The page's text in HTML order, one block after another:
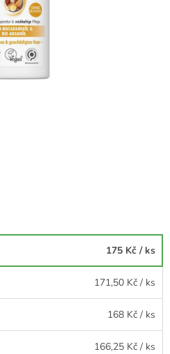
175 Kč / ks
171,50 Kč / ks
168 Kč / ks
166,25 Kč / ks